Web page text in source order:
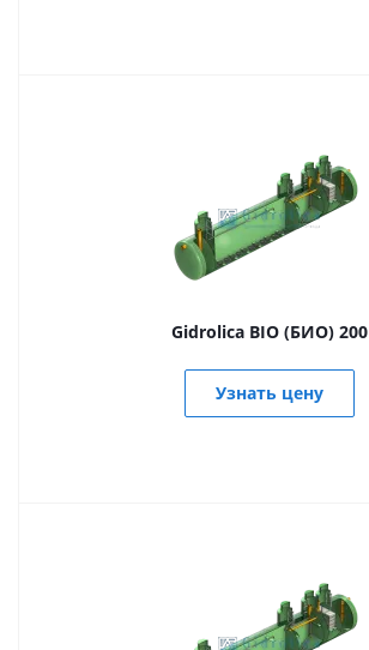
Gidrolica BIO (БИО) 200
Узнать цену